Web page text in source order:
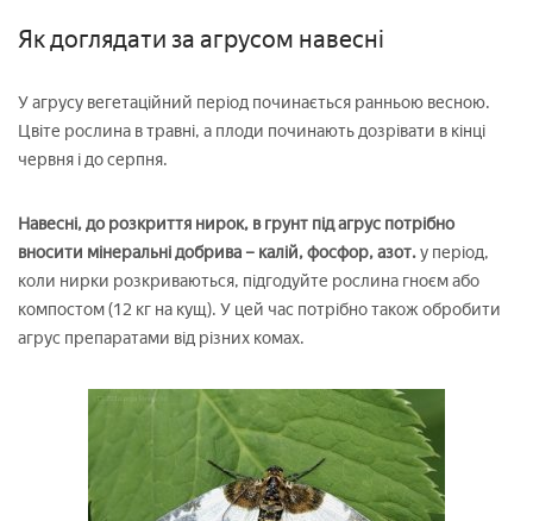
Як доглядати за агрусом навесні
У агрусу вегетаційний період починається ранньою весною.
Цвіте рослина в травні, а плоди починають дозрівати в кінці
червня і до серпня.
Навесні, до розкриття нирок, в грунт під агрус потрібно
вносити мінеральні добрива – калій, фосфор, азот.у період,
коли нирки розкриваються, підгодуйте рослина гноєм або
компостом (12 кг на кущ). У цей час потрібно також обробити
агрус препаратами від різних комах.